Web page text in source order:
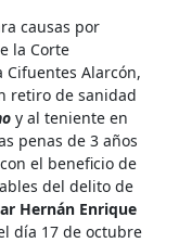
causas por
la Corte
Cifuentes Alarcón,
retiro de sanidad
y al teniente en
penas de 3 años
el beneficio de
del delito de
Hernán Enrique
día 17 de octubre